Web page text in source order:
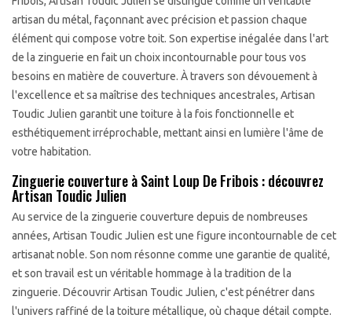
artisan du métal, façonnant avec précision et passion chaque
élément qui compose votre toit. Son expertise inégalée dans l'art
de la zinguerie en fait un choix incontournable pour tous vos
besoins en matière de couverture. À travers son dévouement à
l'excellence et sa maîtrise des techniques ancestrales, Artisan
Toudic Julien garantit une toiture à la fois fonctionnelle et
esthétiquement irréprochable, mettant ainsi en lumière l'âme de
votre habitation.
Zinguerie couverture à Saint Loup De Fribois : découvrez
Artisan Toudic Julien
Au service de la zinguerie couverture depuis de nombreuses
années, Artisan Toudic Julien est une figure incontournable de cet
artisanat noble. Son nom résonne comme une garantie de qualité,
et son travail est un véritable hommage à la tradition de la
zinguerie. Découvrir Artisan Toudic Julien, c'est pénétrer dans
l'univers raffiné de la toiture métallique, où chaque détail compte.